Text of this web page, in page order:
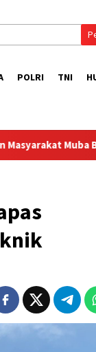
POLRI TNI
Lapas Muara